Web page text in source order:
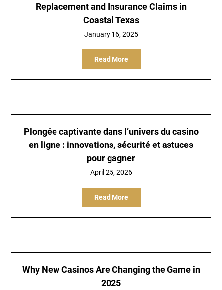
Replacement and Insurance Claims in
Coastal Texas
January 16, 2025
Read More
Plongée captivante dans l’univers du casino
en ligne : innovations, sécurité et astuces
pour gagner
April 25, 2026
Read More
Why New Casinos Are Changing the Game in
2025